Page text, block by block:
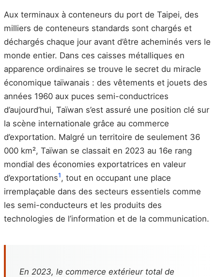
Aux terminaux à conteneurs du port de Taipei, des
milliers de conteneurs standards sont chargés et
déchargés chaque jour avant d’être acheminés vers le
monde entier. Dans ces caisses métalliques en
apparence ordinaires se trouve le secret du miracle
économique taïwanais : des vêtements et jouets des
années 1960 aux puces semi-conductrices
d’aujourd’hui, Taïwan s’est assuré une position clé sur
la scène internationale grâce au commerce
d’exportation. Malgré un territoire de seulement 36
000 km², Taïwan se classait en 2023 au 16e rang
mondial des économies exportatrices en valeur
d’exportations1, tout en occupant une place
irremplaçable dans des secteurs essentiels comme
les semi-conducteurs et les produits des
technologies de l’information et de la communication.
En 2023, le commerce extérieur total de